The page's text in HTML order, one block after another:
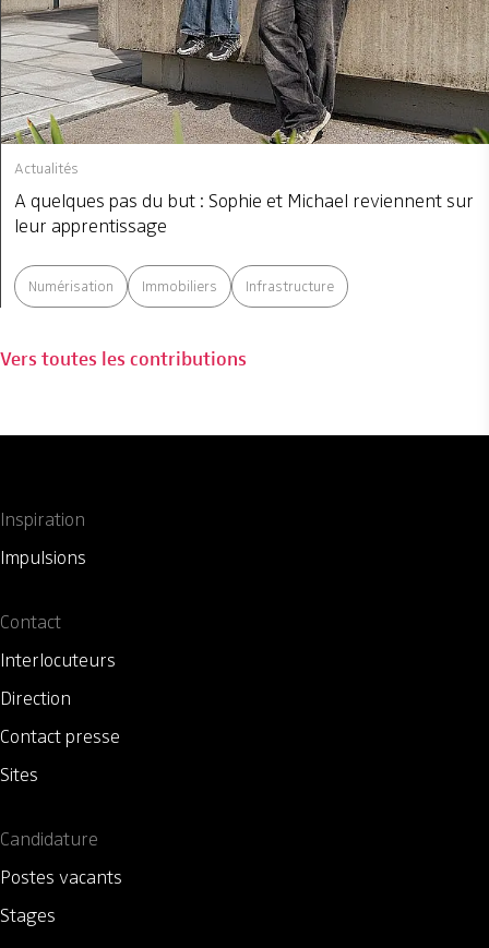
Actualités
A quelques pas du but : Sophie et Michael reviennent sur
leur apprentissage
Numérisation Immobiliers Infrastructure
Vers toutes les contributions
Inspiration
Impulsions
Contact
Interlocuteurs
Direction
Contact presse
Sites
Candidature
Postes vacants
Stages